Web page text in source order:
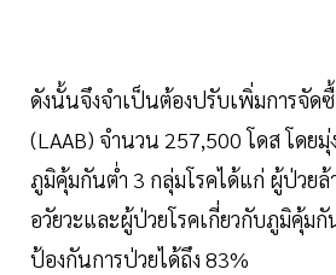
ดังนั้นจึงจำเป็นต้องปรับเพิ่มการจัด
(LAAB) จำนวน 257,500 โดส โดย
ภูมิคุ้มกันต่ำ 3 กลุ่มโรคได้แก่ ผู้ป่วยล้
อวัยวะและผู้ป่วยโรคเกี่ยวกับภูมิคุ้มกั
ป้องกันการป่วยได้ถึง 83%